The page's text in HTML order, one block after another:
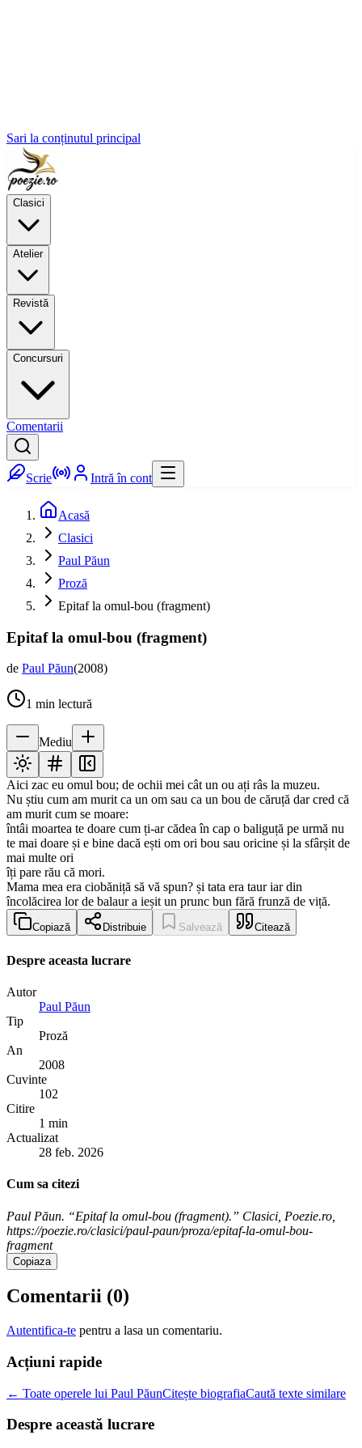
Sari la conținutul principal
Clasici
Atelier
Revistă
Concursuri
Comentarii
Scrie Intră în cont
Acasă
Clasici
Paul Păun
Proză
Epitaf la omul-bou (fragment)
Epitaf la omul-bou (fragment)
de Paul Păun(2008)
1 min lectură
Mediu
Aici zac eu omul bou; de ochii mei cât un ou ați râs la muzeu.
Nu știu cum am murit ca un om sau ca un bou de căruță dar cred că
am murit cum se moare:
întâi moartea te doare cum ți-ar cădea în cap o baliguță pe urmă nu
te mai doare și e bine dacă ești om ori bou sau oricine și la sfârșit de
mai multe ori
îți pare rău că mori.
Mama mea era ciobăniță să vă spun? și tata era taur iar din
încolăcirea lor de balaur a ieșit un prunc bun fără frunză de viță.
Copiază Distribuie Salvează Citează
Despre aceasta lucrare
Autor
Paul Păun
Tip
Proză
An
2008
Cuvinte
102
Citire
1 min
Actualizat
28 feb. 2026
Cum sa citezi
Paul Păun. “Epitaf la omul-bou (fragment).” Clasici, Poezie.ro,
https://poezie.ro/clasici/paul-paun/proza/epitaf-la-omul-bou-
fragment
Copiaza
Comentarii (0)
Autentifica-te pentru a lasa un comentariu.
Acțiuni rapide
← Toate operele lui Paul PăunCitește biografiaCaută texte similare
Despre această lucrare